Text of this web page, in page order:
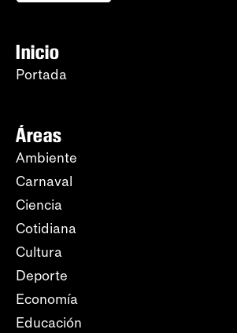
Inicio
Portada
Áreas
Ambiente
Carnaval
Ciencia
Cotidiana
Cultura
Deporte
Economía
Educación